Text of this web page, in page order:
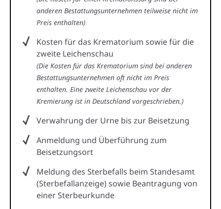
anderen Bestattungsunternehmen teilweise nicht im
Preis enthalten)
Kosten für das Krematorium sowie für die
zweite Leichenschau
(Die Kosten für das Krematorium sind bei anderen
Bestattungsunternehmen oft nicht im Preis
enthalten. Eine zweite Leichenschau vor der
Kremierung ist in Deutschland vorgeschrieben.)
Verwahrung der Urne bis zur Beisetzung
Anmeldung und Überführung zum
Beisetzungsort
Meldung des Sterbefalls beim Standesamt
(Sterbefallanzeige) sowie Beantragung von
einer Sterbeurkunde